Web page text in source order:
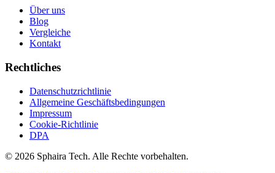
Über uns
Blog
Vergleiche
Kontakt
Rechtliches
Datenschutzrichtlinie
Allgemeine Geschäftsbedingungen
Impressum
Cookie-Richtlinie
DPA
© 2026 Sphaira Tech. Alle Rechte vorbehalten.